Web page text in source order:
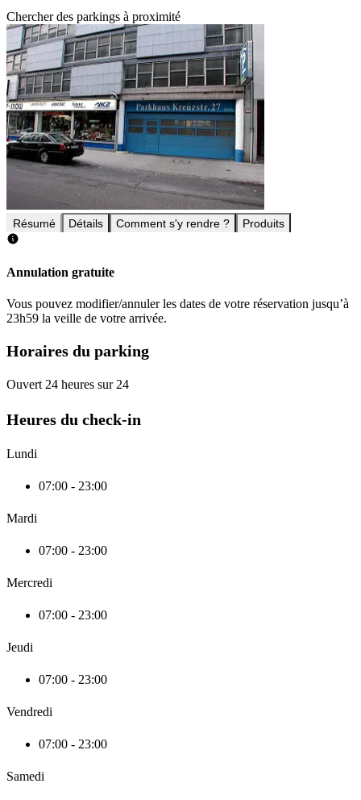
Chercher des parkings à proximité
Résumé Détails Comment s'y rendre ? Produits
Annulation gratuite
Vous pouvez modifier/annuler les dates de votre réservation jusqu’à
23h59 la veille de votre arrivée.
Horaires du parking
Ouvert 24 heures sur 24
Heures du check-in
Lundi
07:00 - 23:00
Mardi
07:00 - 23:00
Mercredi
07:00 - 23:00
Jeudi
07:00 - 23:00
Vendredi
07:00 - 23:00
Samedi